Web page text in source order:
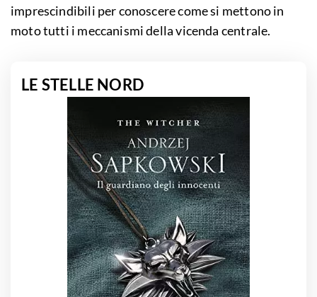
imprescindibili per conoscere come si mettono in
moto tutti i meccanismi della vicenda centrale.
LE STELLE NORD